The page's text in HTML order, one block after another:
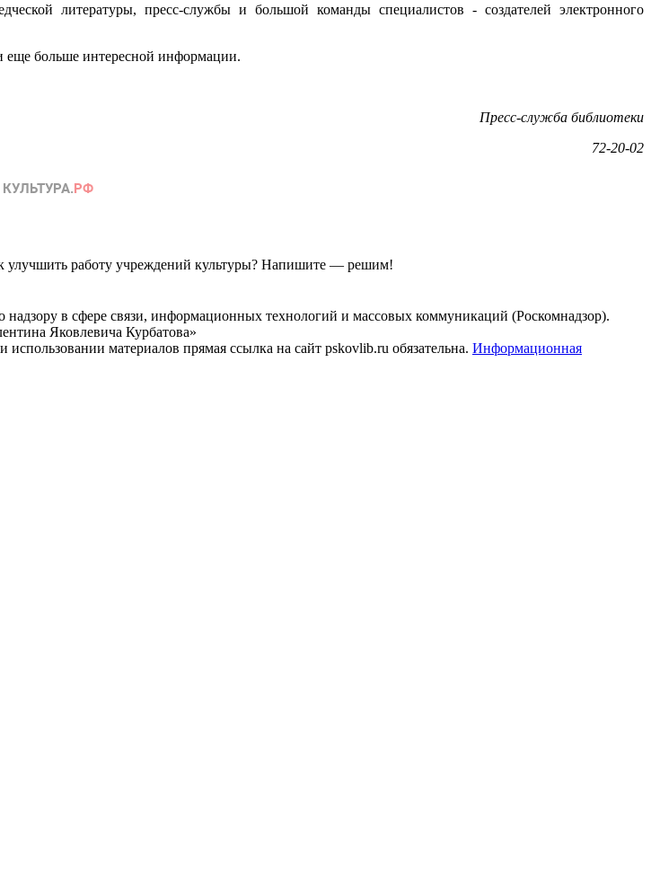
литературы, пресс-службы и большой команды специалистов - создателей электронного
еще больше интересной информации.
Пресс-служба библиотеки
72-20-02
работу учреждений культуры? Напишите — решим!
в сфере связи, информационных технологий и массовых коммуникаций (Роскомнадзор).
Яковлевича Курбатова»
использовании материалов прямая ссылка на сайт pskovlib.ru обязательна. Информационная